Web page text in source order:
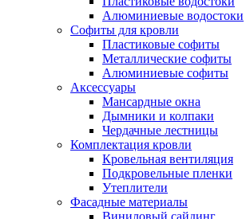
Алюминиевые водостоки
Софиты для кровли
Пластиковые софиты
Металлические софиты
Алюминиевые софиты
Аксессуары
Мансардные окна
Дымники и колпаки
Чердачные лестницы
Комплектация кровли
Кровельная вентиляция
Подкровельные пленки
Утеплители
Фасадные материалы